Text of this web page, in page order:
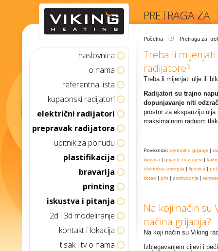
PRETRAGA ZA:
Početna Pretraga za:
naslovnica
o nama
referentna lista
kupaonski radijatori
električni radijatori
prepravak radijatora
upitnik za ponudu
plastifikacija
bravarija
printing
iskustva i pitanja
2d i 3d modeliranje
kontakt i lokacija
tisak i tv o nama
Treba li
radijatore?
Treba li mijenjati ulje ili
Radijatori su trajno
dopunjavanje niti
prostor za ekspanziju
maksimalnom radnom
Poveznice: centralno grijanje |
lipovica | grijanje bez cijevi |
električna energija | lipovica |
kotao | plin | proizvodnja |
Na koji način su
načina grijanja?
Na koji način su Viking
Izbjegavanjem cijevi i